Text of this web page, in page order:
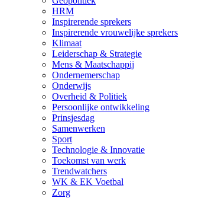
HRM
Inspirerende sprekers
Inspirerende vrouwelijke sprekers
Klimaat
Leiderschap & Strategie
Mens & Maatschappij
Ondernemerschap
Onderwijs
Overheid & Politiek
Persoonlijke ontwikkeling
Prinsjesdag
Samenwerken
Sport
Technologie & Innovatie
Toekomst van werk
Trendwatchers
WK & EK Voetbal
Zorg